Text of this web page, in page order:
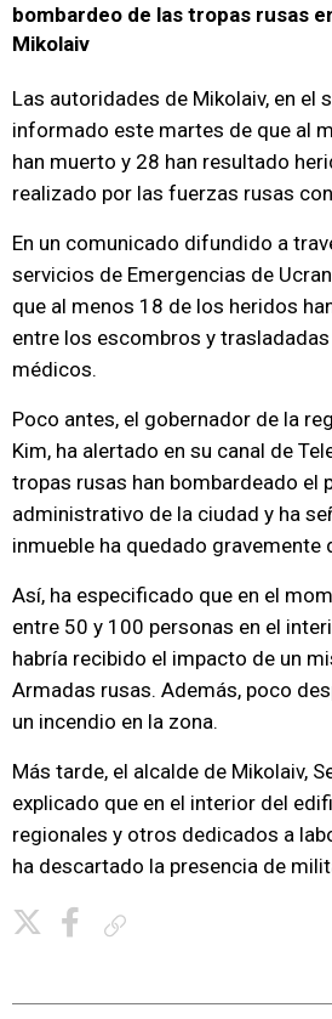
bombardeo de las tropas rusas
Mikolaiv
Las autoridades de Mikolaiv, en el
informado este martes de que al
han muerto y 28 han resultado
realizado por las fuerzas rusas
En un comunicado difundido a
servicios de Emergencias de
que al menos 18 de los heridos
entre los escombros y
médicos.
Poco antes, el gobernador de la
Kim, ha alertado en su canal de
tropas rusas han bombardeado el
administrativo de la ciudad y ha
inmueble ha quedado gravemente
Así, ha especificado que en el
entre 50 y 100 personas en el
habría recibido el impacto de un
Armadas rusas. Además, poco
un incendio en la zona.
Más tarde, el alcalde de Mikolaiv,
explicado que en el interior del
regionales y otros dedicados a
ha descartado la presencia de